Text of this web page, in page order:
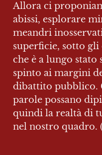
Allora ci
abissi, esplorare
meandri
superficie, sotto
che è a lungo stato
spinto ai margini
dibattito pubblico.
parole possano
quindi la realtà di
nel nostro quadro.